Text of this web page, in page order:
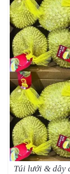
Túi lưới & dây